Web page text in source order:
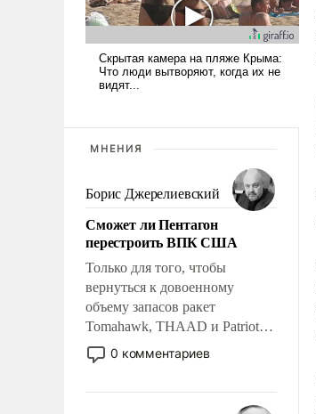
МНЕНИЯ
Борис Джерелиевский
Сможет ли Пентагон
перестроить ВПК США
Только для того, чтобы
вернуться к довоенному
объему запасов ракет
Tomahawk, THAAD и Patriot
США потребуется более трех
лет. Даже небольшая война с
0 комментариев